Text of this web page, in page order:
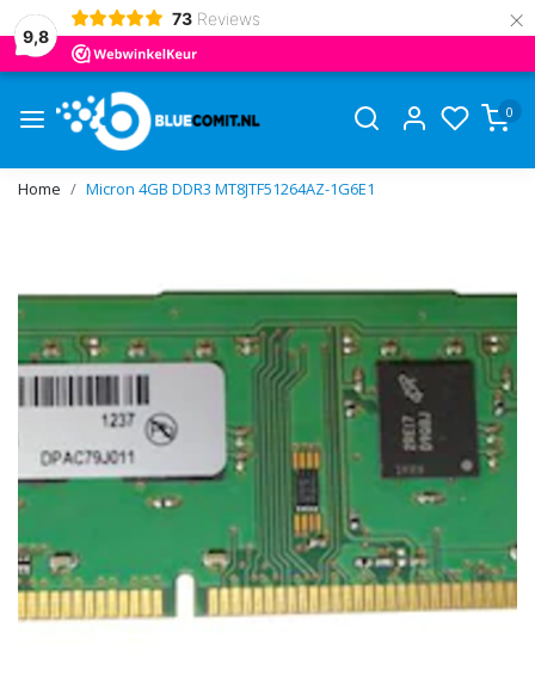
9,8
73 Reviews ×
0
Home Micron 4GB DDR3 MT8JTF51264AZ-1G6E1